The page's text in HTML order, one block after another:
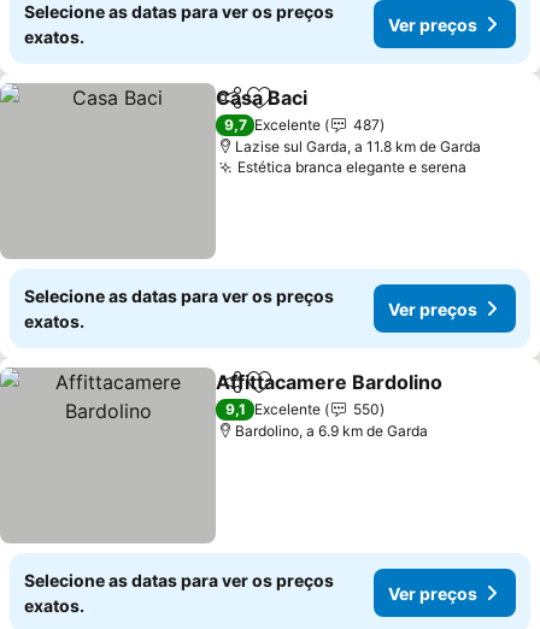
Selecione as datas para ver os preços
exatos.
Ver preços
PartilharAdicionar aos favoritos
Casa Baci
9,7 Excelente
487
Lazise sul Garda, a 11.8 km de Garda
Estética branca elegante e serena
Selecione as datas para ver os preços
exatos.
Ver preços
PartilharAdicionar aos favoritos
Affittacamere Bardolino
9,1 Excelente
550
Bardolino, a 6.9 km de Garda
Selecione as datas para ver os preços
exatos.
Ver preços